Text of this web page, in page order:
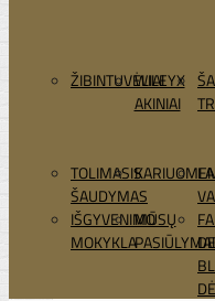
ŽIBINTUVĖLIAI
WILEYX
AKINIAI
TOLIMASIS
ŠAUDYMAS
IŠGYVENIMO
MOKYKLA
MŪSŲ
PASIŪLYMAI